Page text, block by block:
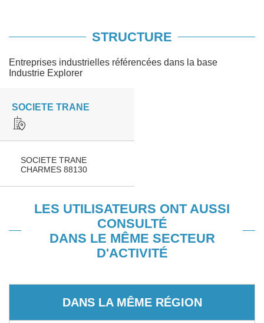
STRUCTURE
Entreprises industrielles référencées dans la base
Industrie Explorer
SOCIETE TRANE
SOCIETE TRANE
CHARMES 88130
LES UTILISATEURS ONT AUSSI
CONSULTÉ
DANS LE MÊME SECTEUR
D'ACTIVITÉ
DANS LA MÊME RÉGION